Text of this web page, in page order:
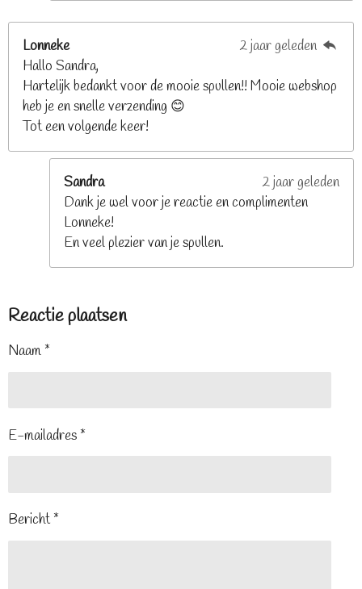
Lonneke
2 jaar geleden
Hallo Sandra,
Hartelijk bedankt voor de mooie spullen!! Mooie webshop
heb je en snelle verzending 😊
Tot een volgende keer!
Sandra
2 jaar geleden
Dank je wel voor je reactie en complimenten
Lonneke!
En veel plezier van je spullen.
Reactie plaatsen
Naam *
E-mailadres *
Bericht *